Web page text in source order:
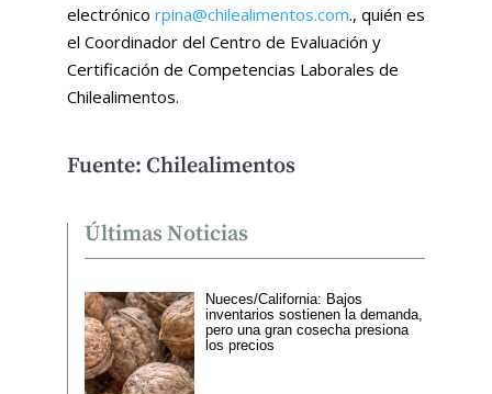
electrónico rpina@chilealimentos.com., quién es
el Coordinador del Centro de Evaluación y
Certificación de Competencias Laborales de
Chilealimentos.
Fuente: Chilealimentos
Últimas Noticias
Nueces/California: Bajos
inventarios sostienen la demanda,
pero una gran cosecha presiona
los precios